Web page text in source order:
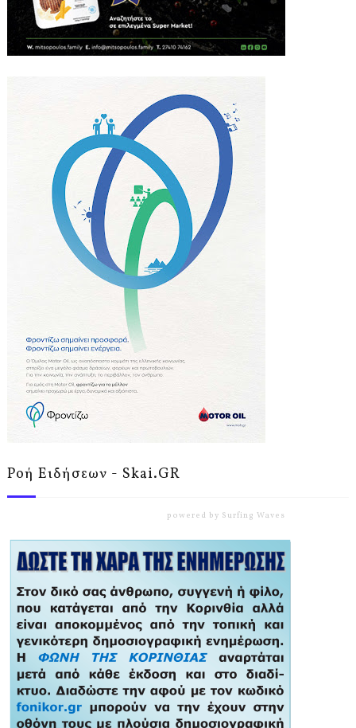
Ροή Ειδήσεων - Skai.GR
powered by Surfing Waves